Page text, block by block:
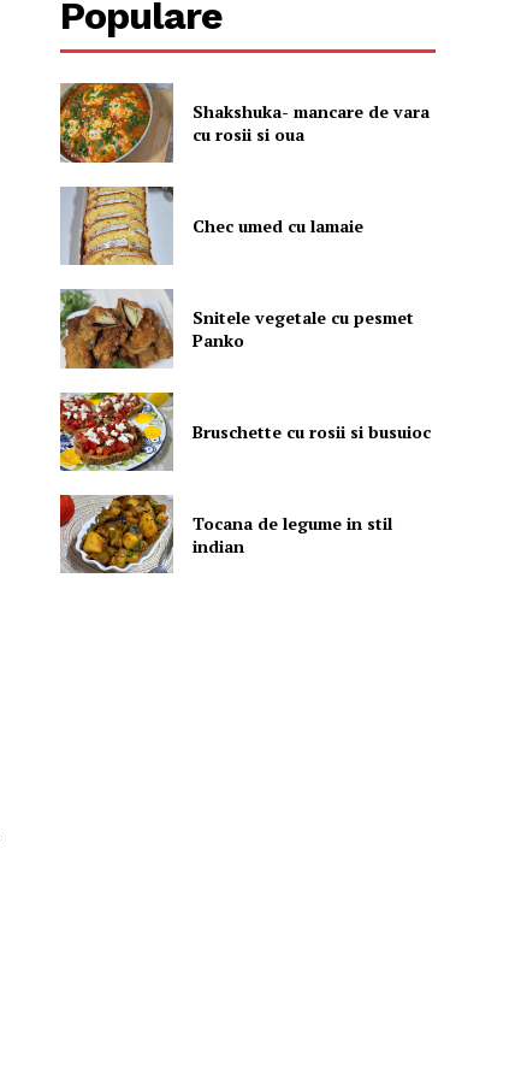
Populare
Shakshuka- mancare de vara
cu rosii si oua
Chec umed cu lamaie
Snitele vegetale cu pesmet
Panko
Bruschette cu rosii si busuioc
Tocana de legume in stil
indian